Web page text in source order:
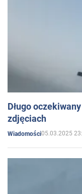
Długo
zdjęciach
Wiadomości05.03.2025